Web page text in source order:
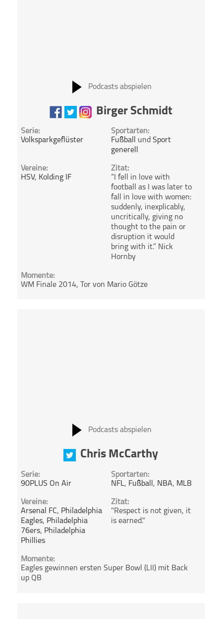
Podcasts abspielen
Birger Schmidt
Serie:
Volksparkgeflüster
Sportarten:
Fußball
und Sport
generell
Vereine:
HSV, Kolding IF
Zitat:
“I fell in love with
football as I was later to
fall in love with women:
suddenly, inexplicably,
uncritically, giving no
thought to the pain or
disruption it would
bring with it.” Nick
Hornby
Momente:
WM Finale 2014, Tor von Mario Götze
Podcasts abspielen
Chris McCarthy
Serie:
90PLUS On Air
Sportarten:
NFL, Fußball , NBA, MLB
Vereine:
Arsenal FC, Philadelphia
Eagles, Philadelphia
76ers, Philadelphia
Phillies
Zitat:
"Respect is not given, it
is earned."
Momente:
Eagles gewinnen ersten Super Bowl (LII) mit Back
up QB